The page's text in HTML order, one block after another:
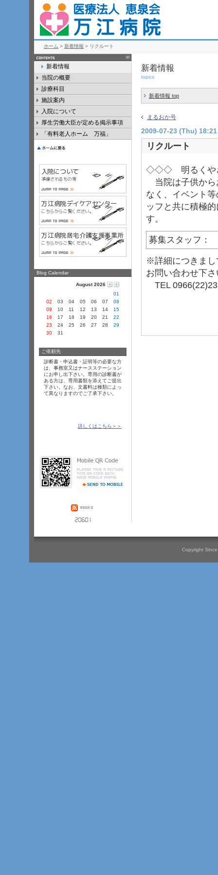
ホーム > 新着情報 > リクルート
新着情報
topics
新着情報 top
まるおか号
2009-07-23 (Thu) 18:21
リクルート
◇◇◇ 明るくや
当院は子供から
なく、イベント
ッフと共に積極
す。
募集スタッフ：
※詳細につきまし
お問い合わせ下
TEL
新着情報
当院の概要
診療科目
施設案内
入院について
厚生労働大臣が定める掲示事項
「有料老人ホーム 万福」
Blog Calendar
August 2026
01
02
03 04 05 06 07
08
09
10 11 12 13 14
15
16
17 18 19 20 21
22
23
24 25 26 27 28
29
30
31
ご依頼先
診断書・申込書・証明等の必要な方
は、事務室又はナースステーション
にお申し出下さい。専用の診断書が
ある方は、専用書類を添えてご提出
下さい。なお、文書料は種類によっ
て異なりますのでご了承下さい。
詳しくはこちら＞＞
Copyright